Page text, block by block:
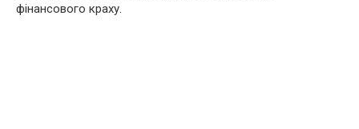
фінансового краху.